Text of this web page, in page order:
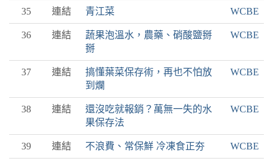
35 連結 青江菜 WCBE
36 連結
蔬果泡溫水，農藥、硝酸鹽掰
掰
WCBE
37 連結
搞懂葉菜保存術，再也不怕放
到爛
WCBE
38 連結
還沒吃就報銷？萬無一失的水
果保存法
WCBE
39 連結 不浪費、常保鮮 冷凍食正夯 WCBE